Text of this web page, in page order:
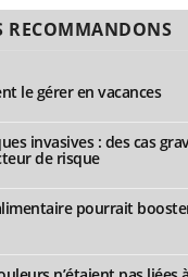
RECOMMANDONS
le gérer en vacances
invasives : des cas
de risque
pourrait